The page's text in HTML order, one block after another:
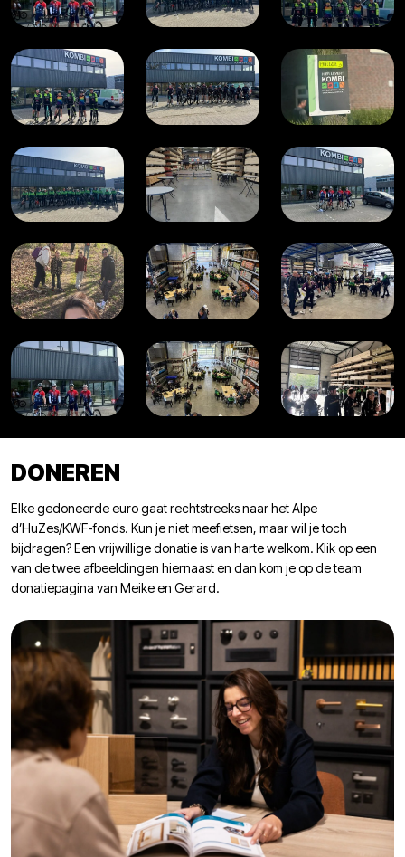
DONEREN
Elke gedoneerde euro gaat rechtstreeks naar het Alpe
d’HuZes/KWF-fonds. Kun je niet meefietsen, maar wil je toch
bijdragen? Een vrijwillige donatie is van harte welkom. Klik op een
van de twee afbeeldingen hiernaast en dan kom je op de team
donatiepagina van Meike en Gerard.